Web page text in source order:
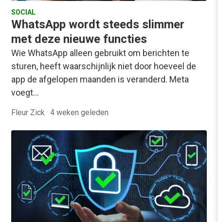
SOCIAL
WhatsApp wordt steeds slimmer
met deze nieuwe functies
Wie WhatsApp alleen gebruikt om berichten te
sturen, heeft waarschijnlijk niet door hoeveel de
app de afgelopen maanden is veranderd. Meta
voegt…
Fleur Zick · 4 weken geleden